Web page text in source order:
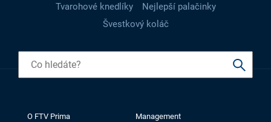
Tvarohové knedlíky
Nejlepší palačinky
Švestkový koláč
O FTV Prima
Management